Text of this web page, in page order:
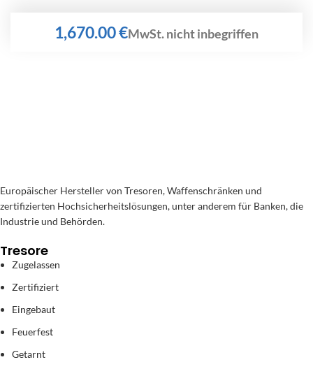
€
Europäischer Hersteller von Tresoren, Waffenschränken und
zertifizierten Hochsicherheitslösungen, unter anderem für Banken, die
Industrie und Behörden.
Tresore
Zugelassen
Zertifiziert
Eingebaut
Feuerfest
Getarnt